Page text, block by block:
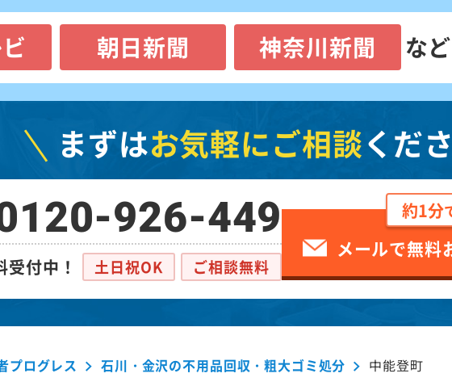
朝日新聞 神奈川新聞 な
まずはお気軽にご相談くだ
926-449
付中！ 土日祝OK ご相談無料
約1分
メールで無料
プログレス 石川・金沢の不用品回収・粗大ゴミ処分 中能登町